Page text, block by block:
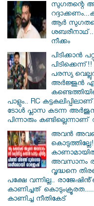
സു​ഗതന്റെ
ആർ സു​ഗതനെ
നീക്കം
പിടിക്കാൻ
പരസ്യ
അർജ്ജുൻ
പാളും.. RC
ടോൾ പ്ലാസ കടന്ന
പിന്നാരും കണ്ടില്ലെന്നാണ്
അവൻ
അവസാനം
വൃദ്ധനെ
പക്ഷേ വന്നില്ല..
കാണിച്ചത്
കാണിച്ച നീതികേട്